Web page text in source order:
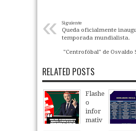
« Siguiente
Queda oficialmente
temporada mundialista.
"Centrofóbal" de Osvaldo
RELATED POSTS
Flashe
o
infor
mativ